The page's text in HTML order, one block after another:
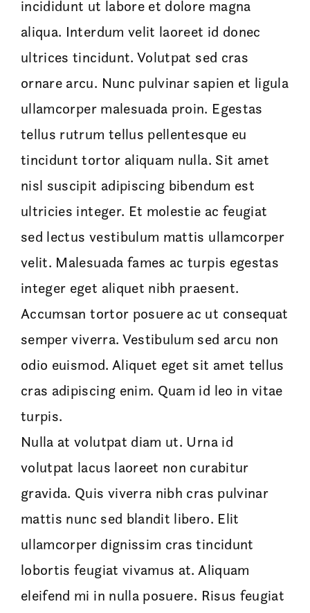
incididunt ut labore et dolore magna
aliqua. Interdum velit laoreet id donec
ultrices tincidunt. Volutpat sed cras
ornare arcu. Nunc pulvinar sapien et ligula
ullamcorper malesuada proin. Egestas
tellus rutrum tellus pellentesque eu
tincidunt tortor aliquam nulla. Sit amet
nisl suscipit adipiscing bibendum est
ultricies integer. Et molestie ac feugiat
sed lectus vestibulum mattis ullamcorper
velit. Malesuada fames ac turpis egestas
integer eget aliquet nibh praesent.
Accumsan tortor posuere ac ut consequat
semper viverra. Vestibulum sed arcu non
odio euismod. Aliquet eget sit amet tellus
cras adipiscing enim. Quam id leo in vitae
turpis.
Nulla at volutpat diam ut. Urna id
volutpat lacus laoreet non curabitur
gravida. Quis viverra nibh cras pulvinar
mattis nunc sed blandit libero. Elit
ullamcorper dignissim cras tincidunt
lobortis feugiat vivamus at. Aliquam
eleifend mi in nulla posuere. Risus feugiat